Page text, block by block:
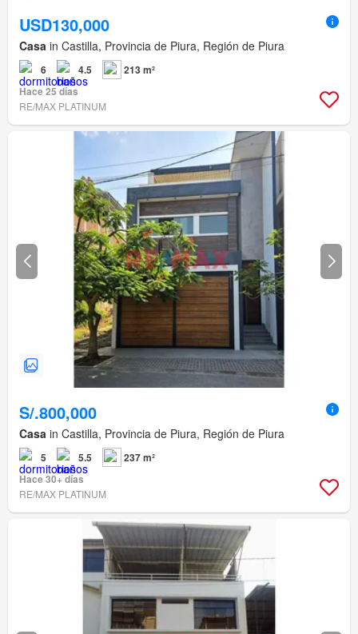
USD130,000
Casa in Castilla, Provincia de Piura, Región de Piura
6 4.5
213 m²
Hace 25 días
RE/MAX PLATINUM
S/.800,000
Casa in Castilla, Provincia de Piura, Región de Piura
5 5.5
237 m²
Hace 30+ días
RE/MAX PLATINUM